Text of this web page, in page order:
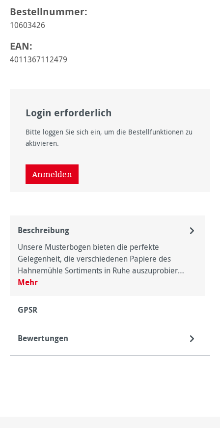
Bestellnummer:
10603426
EAN:
4011367112479
Login erforderlich
Bitte loggen Sie sich ein, um die Bestellfunktionen zu
aktivieren.
Anmelden
Beschreibung
Unsere Musterbogen bieten die perfekte
Gelegenheit, die verschiedenen Papiere des
Hahnemühle Sortiments in Ruhe auszuprobier…
Mehr
GPSR
Bewertungen